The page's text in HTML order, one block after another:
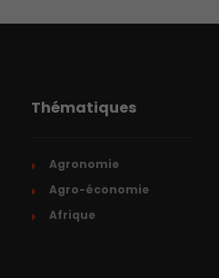
Thématiques
Agronomie
Agro-économie
Afrique